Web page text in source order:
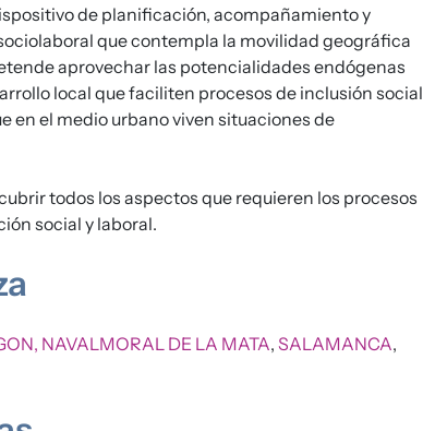
de planificación, acompañamiento y
que contempla la movilidad geográfica
aprovechar las potencialidades endógenas
local que faciliten procesos de inclusión social
en el medio urbano viven situaciones de
todos los aspectos que requieren los procesos
social y laboral.
NAVALMORAL DE LA MATA, SALAMANCA,